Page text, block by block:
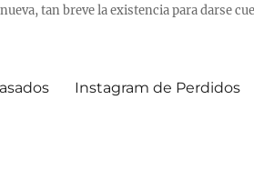
tan breve la existencia para darse
Instagram de Perdidos